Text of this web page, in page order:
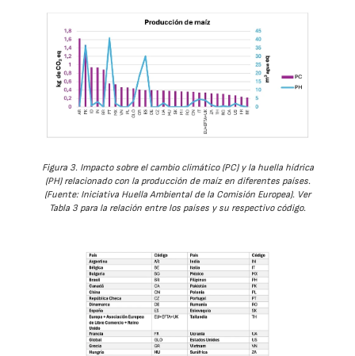
Figura 3. Impacto sobre el cambio climático (PC) y la huella hídrica
(PH) relacionado con la producción de maíz en diferentes países.
(Fuente: Iniciativa Huella Ambiental de la Comisión Europea). Ver
Tabla 3 para la relación entre los países y su respectivo código.